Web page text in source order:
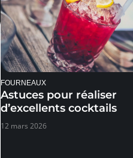
FOURNEAUX
Astuces pour réaliser
d’excellents cocktails
12 mars 2026